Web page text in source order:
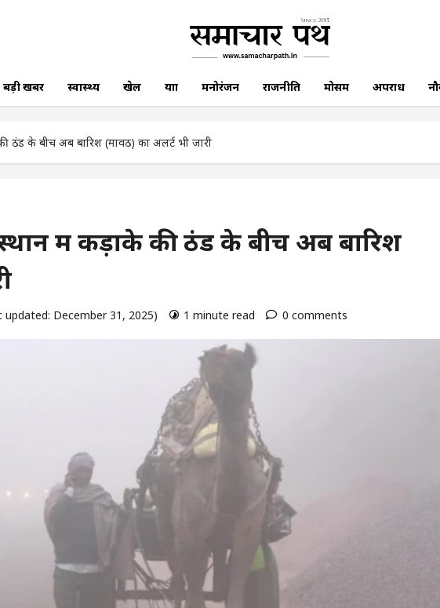
बड़ी खबर स्वास्थ्य खेल यात्रा मनोरंजन राजनीति मोसम अपराध
ठंड के बीच अब बारिश (मावठ) का अलर्ट भी जारी
में कड़ाके की ठंड के बीच अब बारिश
December 31, 2025) 1 minute read 0 comments